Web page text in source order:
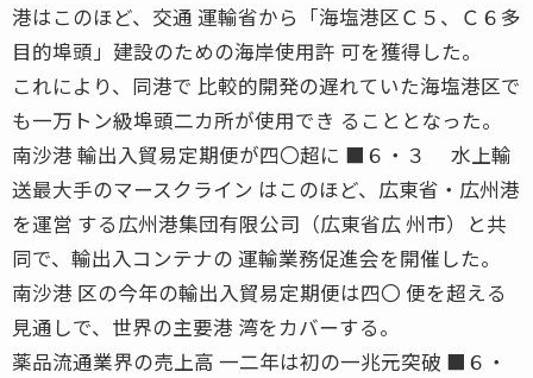
港はこのほど、交通 運輸省から「海塩港区Ｃ５、Ｃ６多
目的埠頭」建設のための海岸使用許 可を獲得した。
これにより、同港で 比較的開発の遅れていた海塩港区で
も一万トン級埠頭二カ所が使用でき ることとなった。
南沙港 輸出入貿易定期便が四〇超に ■６・３ 水上輸
送最大手のマースクライン はこのほど、広東省・広州港
を運営 する広州港集団有限公司（広東省広 州市）と共
同で、輸出入コンテナの 運輸業務促進会を開催した。
南沙港 区の今年の輸出入貿易定期便は四〇 便を超える
見通しで、世界の主要港 湾をカバーする。
薬品流通業界の売上高 一二年は初の一兆元突破 ■６・